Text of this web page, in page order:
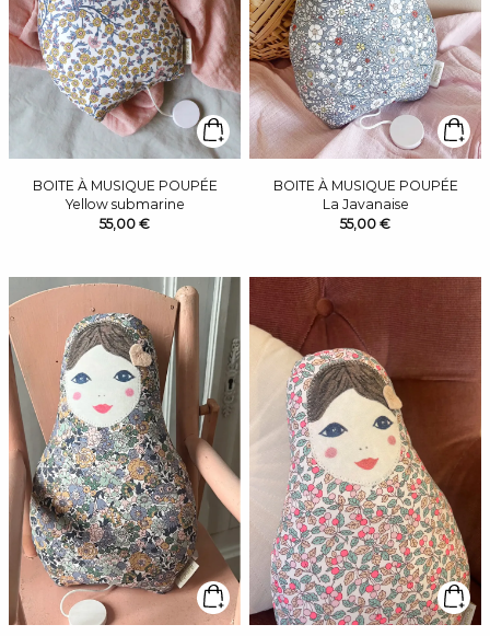
BOITE À MUSIQUE POUPÉE
Yellow submarine
55,00 €
BOITE À MUSIQUE POUPÉE
La Javanaise
55,00 €